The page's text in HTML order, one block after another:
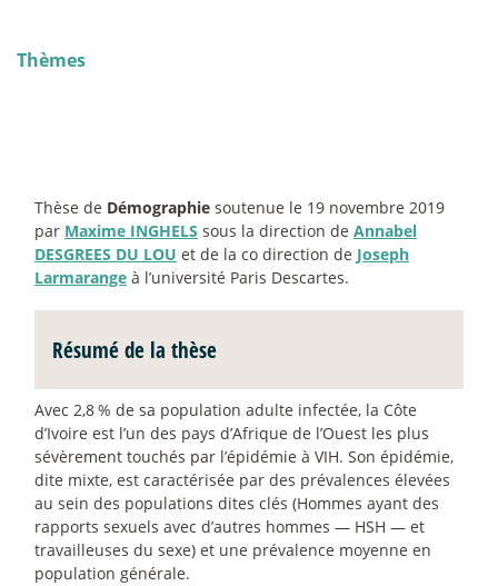
Thèmes
Thèse de Démographie soutenue le 19 novembre 2019
par Maxime INGHELS sous la direction de Annabel
DESGREES DU LOU et de la co direction de Joseph
Larmarange à l’université Paris Descartes.
Résumé de la thèse
Avec 2,8% de sa population adulte infectée, la Côte
d’Ivoire est l’un des pays d’Afrique de l’Ouest les plus
sévèrement touchés par l’épidémie à VIH. Son épidémie,
dite mixte, est caractérisée par des prévalences élevées
au sein des populations dites clés (Hommes ayant des
rapports sexuels avec d’autres hommes — HSH — et
travailleuses du sexe) et une prévalence moyenne en
population générale.